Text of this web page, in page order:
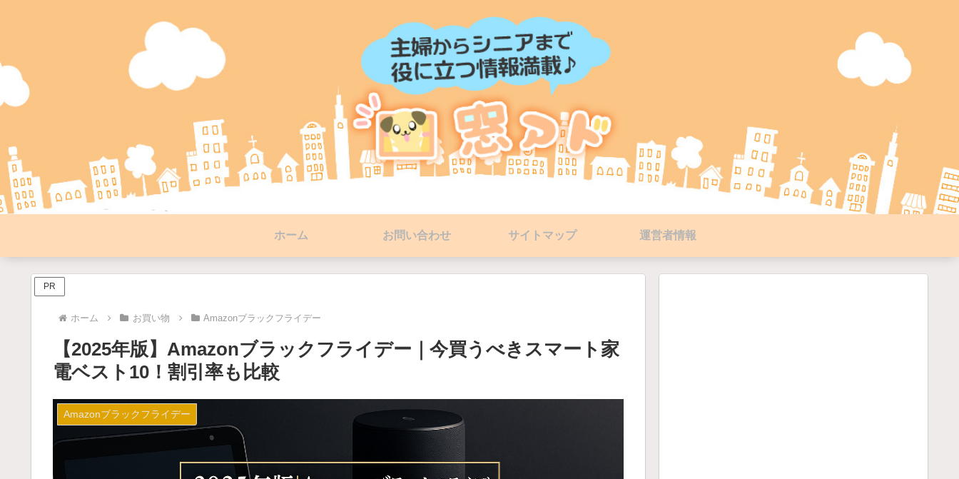
ホーム お問い合わせ サイトマップ 運営者情報
PR
ホーム お買い物 Amazonブラックフライデー
【2025年版】Amazonブラックフライデー｜今買うべきスマート家
電ベスト10！割引率も比較
Amazonブラックフライデー